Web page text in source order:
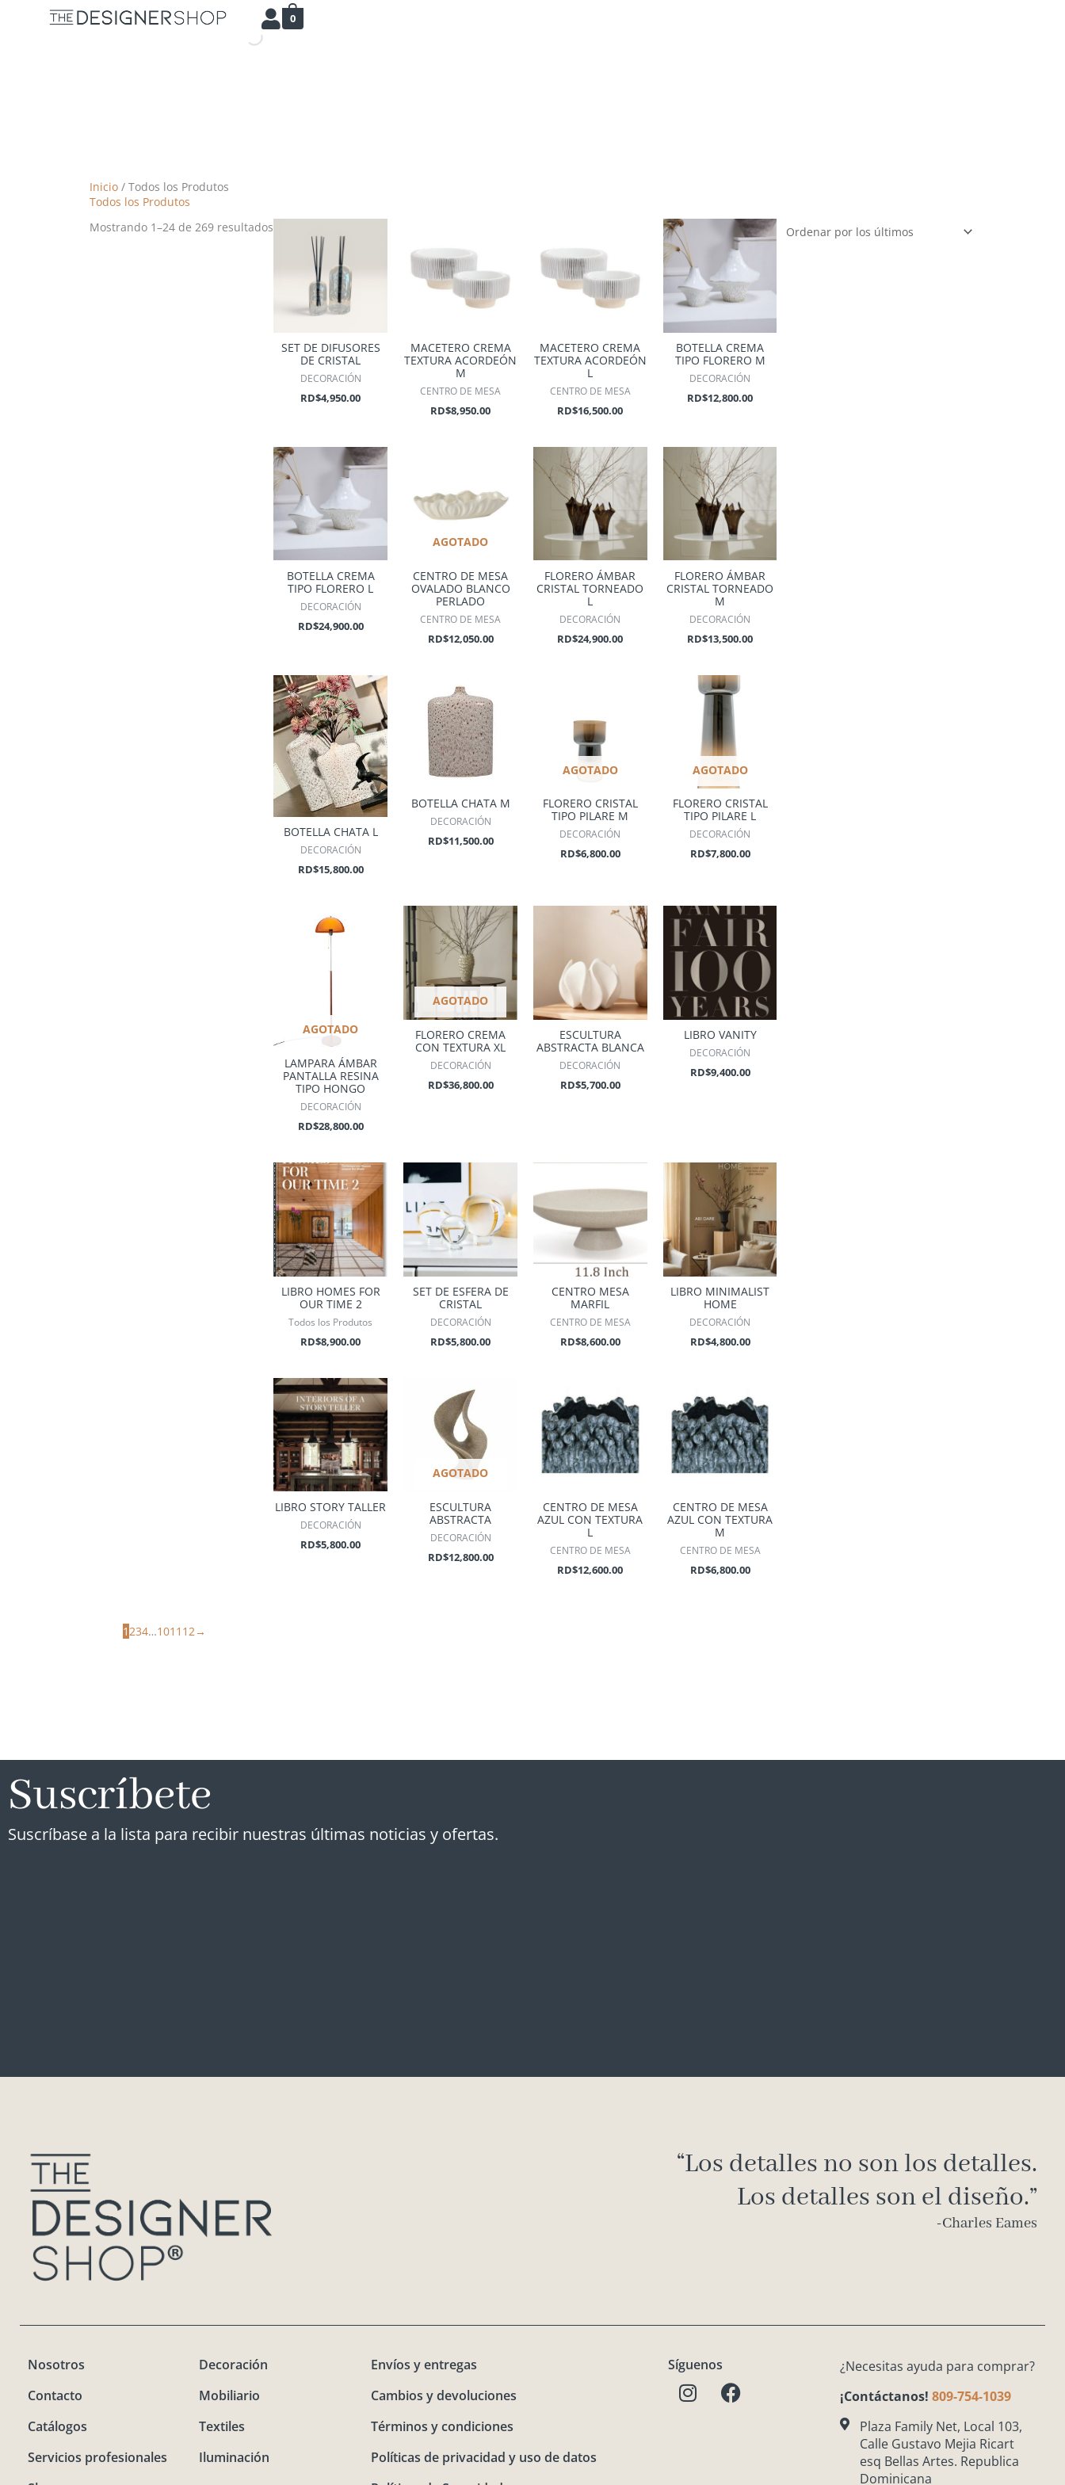
0
Inicio / Todos los Produtos
Todos los Produtos
Mostrando 1–24 de 269 resultados
Ordenado
por
SET DE DIFUSORES
DE CRISTAL
DECORACIÓN
RD$4,950.00
MACETERO CREMA
TEXTURA ACORDEÓN
M
CENTRO DE MESA
RD$8,950.00
MACETERO CREMA
TEXTURA ACORDEÓN
L
CENTRO DE MESA
RD$16,500.00
BOTELLA CREMA
TIPO FLORERO M
DECORACIÓN
RD$12,800.00
BOTELLA CREMA
TIPO FLORERO L
DECORACIÓN
RD$24,900.00
AGOTADO
CENTRO DE MESA
OVALADO BLANCO
PERLADO
CENTRO DE MESA
RD$12,050.00
FLORERO ÁMBAR
CRISTAL TORNEADO
L
DECORACIÓN
RD$24,900.00
FLORERO ÁMBAR
CRISTAL TORNEADO
M
DECORACIÓN
RD$13,500.00
BOTELLA CHATA L
DECORACIÓN
RD$15,800.00
BOTELLA CHATA M
DECORACIÓN
RD$11,500.00
AGOTADO
FLORERO CRISTAL
TIPO PILARE M
DECORACIÓN
RD$6,800.00
AGOTADO
FLORERO CRISTAL
TIPO PILARE L
DECORACIÓN
RD$7,800.00
AGOTADO
LAMPARA ÁMBAR
PANTALLA RESINA
TIPO HONGO
DECORACIÓN
RD$28,800.00
AGOTADO
FLORERO CREMA
CON TEXTURA XL
DECORACIÓN
RD$36,800.00
ESCULTURA
ABSTRACTA BLANCA
DECORACIÓN
RD$5,700.00
LIBRO VANITY
DECORACIÓN
RD$9,400.00
LIBRO HOMES FOR
OUR TIME 2
Todos los Produtos
RD$8,900.00
SET DE ESFERA DE
CRISTAL
DECORACIÓN
RD$5,800.00
CENTRO MESA
MARFIL
CENTRO DE MESA
RD$8,600.00
LIBRO MINIMALIST
HOME
DECORACIÓN
RD$4,800.00
LIBRO STORY TALLER
DECORACIÓN
RD$5,800.00
AGOTADO
ESCULTURA
ABSTRACTA
DECORACIÓN
RD$12,800.00
CENTRO DE MESA
AZUL CON TEXTURA
L
CENTRO DE MESA
RD$12,600.00
CENTRO DE MESA
AZUL CON TEXTURA
M
CENTRO DE MESA
RD$6,800.00
1 234…1011 12→
Suscríbete
Suscríbase a la lista para recibir nuestras últimas noticias y ofertas.
“Los detalles no son los detalles.
Los detalles son el diseño.”
-Charles Eames
Nosotros
Contacto
Catálogos
Servicios profesionales
Decoración
Mobiliario
Textiles
Iluminación
Envíos y entregas
Cambios y devoluciones
Términos y condiciones
Políticas de privacidad y uso de datos
Síguenos
I
n
F
a
¿Necesitas ayuda para comprar?
¡Contáctanos! 809-754-1039
Plaza Family Net, Local 103,
Calle Gustavo Mejia Ricart
esq Bellas Artes. Republica
Dominicana